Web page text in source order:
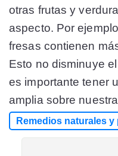
otras frutas y
aspecto. Por
fresas contienen
Esto no disminuye
es importante tener
amplia sobre
Remedios naturales